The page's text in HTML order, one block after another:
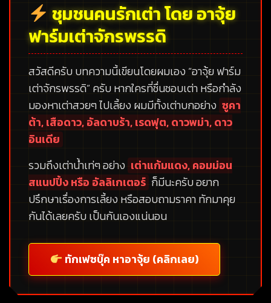
ชุมชนคนรักเต่า โดย อาจุ้ย
ฟาร์มเต่าจักรพรรดิ
สวัสดีครับ บทความนี้เขียนโดยผมเอง “อาจุ้ย ฟาร์ม
เต่าจักรพรรดิ”ครับ หากใครที่ชื่นชอบเต่า หรือกำลัง
มองหาเต่าสวยๆ ไปเลี้ยง ผมมีทั้งเต่าบกอย่าง ซูคา
ต้า, เสือดาว, อัลดาบร้า, เรดฟุต, ดาวพม่า, ดาว
อินเดีย
รวมถึงเต่าน้ำเท่ๆ อย่าง เต่าแก้มแดง, คอมม่อน
สแนปปิ้ง หรือ อัลลิเกเตอร์ ก็มีนะครับ อยาก
ปรึกษาเรื่องการเลี้ยง หรือสอบถามราคา ทักมาคุย
กันได้เลยครับ เป็นกันเองแน่นอน
ทักเฟซบุ๊ค หาอาจุ้ย (คลิกเลย)